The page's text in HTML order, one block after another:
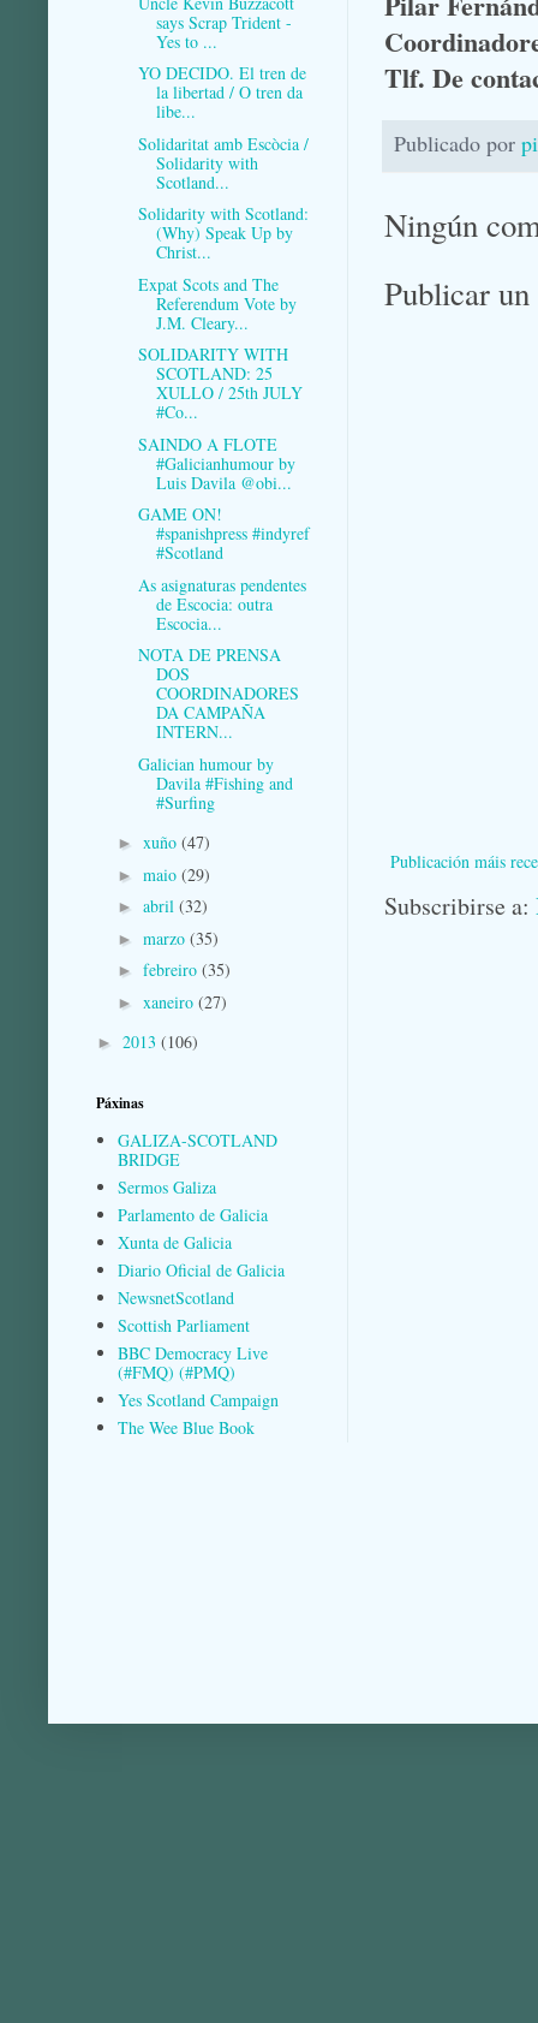
Tlf. De
Publicado por
Ningún
Publicar
Publicación máis
Subscribirse a:
says Scrap Trident -
Yes to ...
YO DECIDO. El tren de
la libertad / O tren da
libe...
Solidaritat amb Escòcia /
Solidarity with
Scotland...
Solidarity with Scotland:
(Why) Speak Up by
Christ...
Expat Scots and The
Referendum Vote by
J.M. Cleary...
SOLIDARITY WITH
SCOTLAND: 25
XULLO / 25th JULY
#Co...
SAINDO A FLOTE
#Galicianhumour by
Luis Davila @obi...
GAME ON!
#spanishpress #indyref
#Scotland
As asignaturas pendentes
de Escocia: outra
Escocia...
NOTA DE PRENSA
DOS
COORDINADORES
DA CAMPAÑA
INTERN...
Galician humour by
Davila #Fishing and
#Surfing
► xuño (47)
► maio (29)
► abril (32)
► marzo (35)
► febreiro (35)
► xaneiro (27)
► 2013 (106)
Páxinas
GALIZA-SCOTLAND
BRIDGE
Sermos Galiza
Parlamento de Galicia
Xunta de Galicia
Diario Oficial de Galicia
NewsnetScotland
Scottish Parliament
BBC Democracy Live
(#FMQ) (#PMQ)
Yes Scotland Campaign
The Wee Blue Book